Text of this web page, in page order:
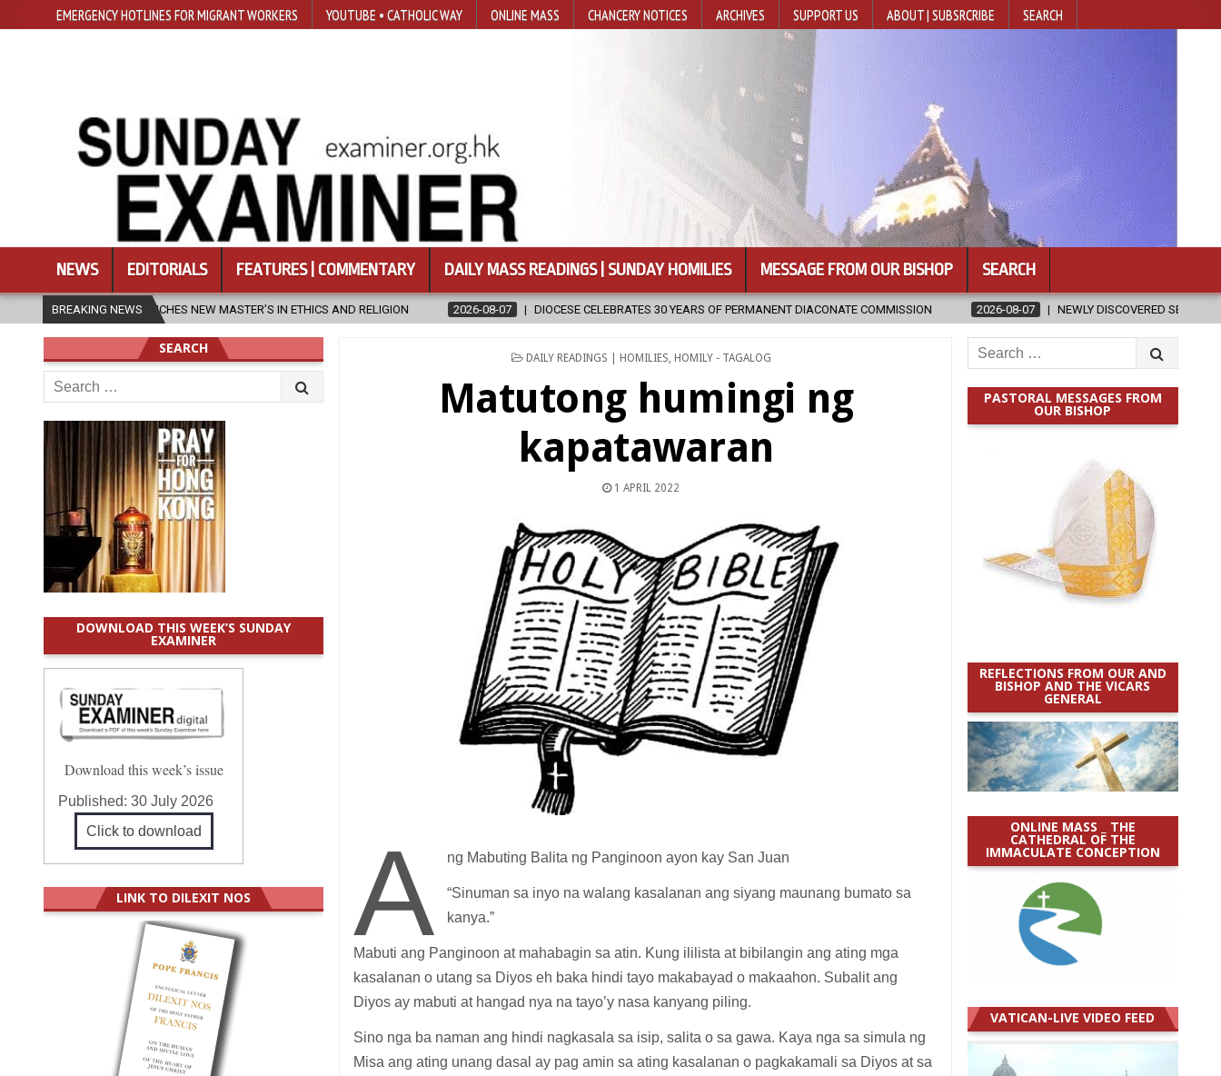
EMERGENCY HOTLINES FOR MIGRANT WORKERS YOUTUBE • CATHOLIC WAY ONLINE MASS CHANCERY NOTICES ARCHIVES SUPPORT US ABOUT | SUBSRCRIBE SEARCH
NEWS EDITORIALS FEATURES | COMMENTARY DAILY MASS READINGS | SUNDAY HOMILIES MESSAGE FROM OUR BISHOP SEARCH
BREAKING NEWS
LAUNCHES NEW MASTER’S IN ETHICS AND RELIGION 2026-08-07 DIOCESE CELEBRATES 30 YEARS OF PERMANENT DIACONATE COMMISSION 2026-08-07 NEWLY DISCOVERED SERMONS CONFIRMED AS
POSTED
DAILY READINGS | HOMILIES, HOMILY - TAGALOG
Matutong humingi ng
kapatawaran
1 APRIL 2022
A ng Mabuting Balita ng Panginoon ayon kay San Juan
“Sinuman sa inyo na walang kasalanan ang siyang maunang bumato sa
kanya.”
Mabuti ang Panginoon at mahabagin sa atin. Kung ililista at bibilangin ang ating mga
kasalanan o utang sa Diyos eh baka hindi tayo makabayad o makaahon. Subalit ang
Diyos ay mabuti at hangad nya na tayo’y nasa kanyang piling.
Sino nga ba naman ang hindi nagkasala sa isip, salita o sa gawa. Kaya nga sa simula ng
Misa ang ating unang dasal ay pag amin sa ating kasalanan o pagkakamali sa Diyos at sa
Search
for:
PASTORAL MESSAGES FROM
OUR BISHOP
REFLECTIONS FROM OUR AND
BISHOP AND THE VICARS
GENERAL
ONLINE MASS _ THE
CATHEDRAL OF THE
IMMACULATE CONCEPTION
VATICAN-LIVE VIDEO FEED
SEARCH
Search
for:
DOWNLOAD THIS WEEK’S SUNDAY
EXAMINER
Download this week’s issue
Published:30 July 2026
Click to download
LINK TO DILEXIT NOS